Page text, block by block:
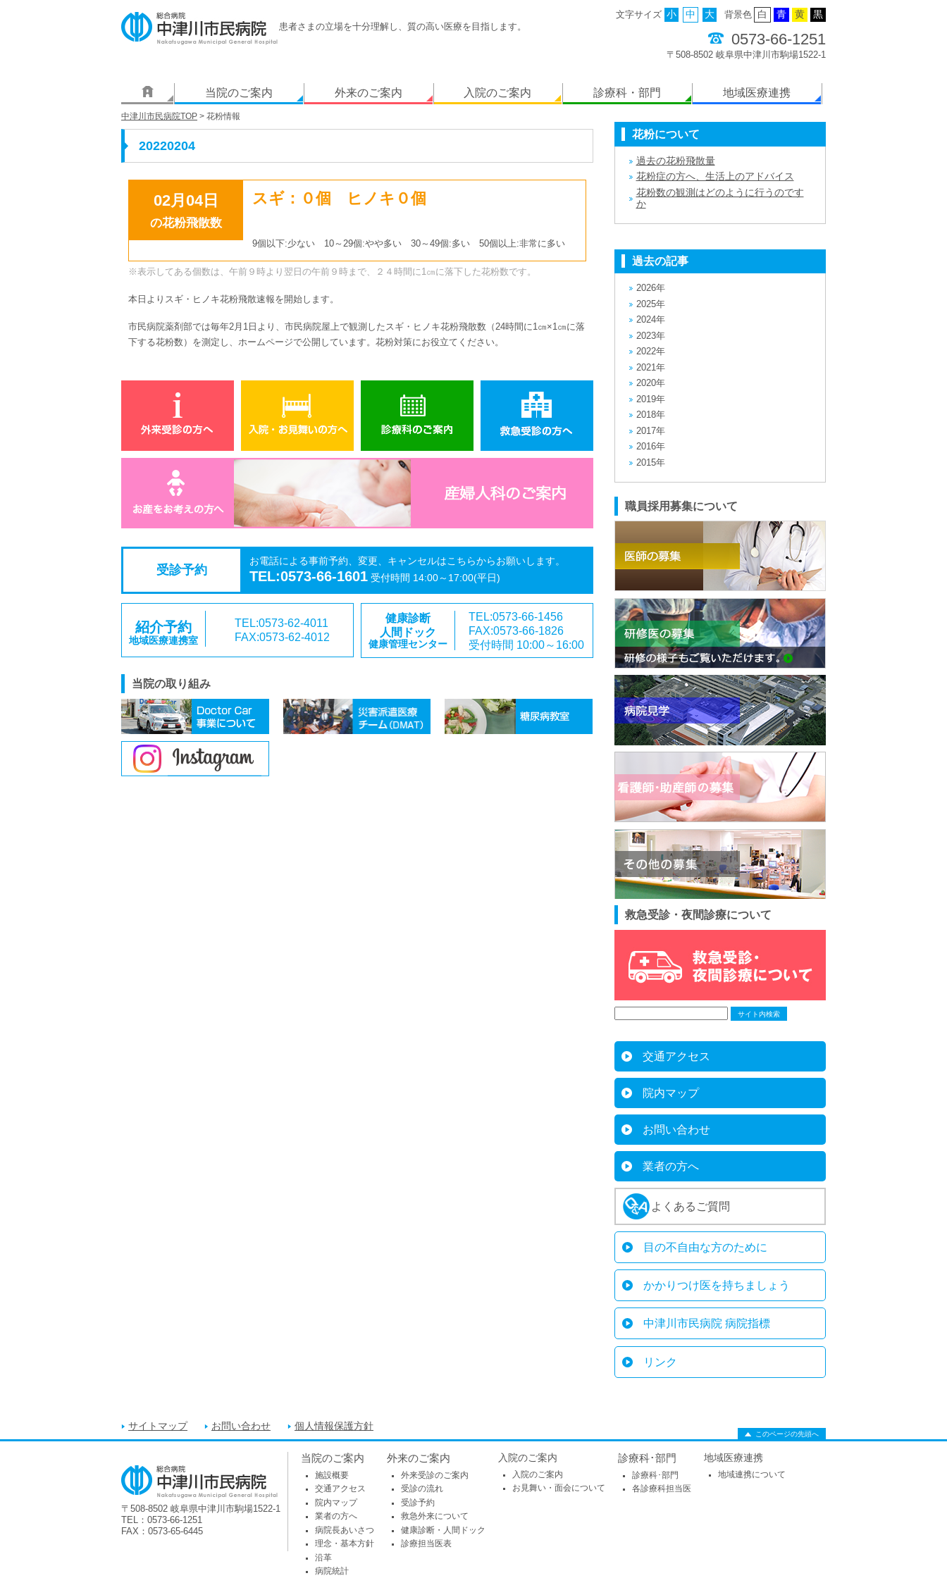
患者さまの立場を十分理解し、質の高い医療を目指します。
背景色 白 青 黄 黒
文字サイズ 小 中 大
0573-66-1251
〒508-8502 岐阜県中津川市駒場1522-1
当院のご案内 外来のご案内 入院のご案内 診療科・部門 地域医療連携
中津川市民病院TOP > 花粉情報
20220204
02月04日
の花粉飛散数
スギ：０個 ヒノキ０個
9個以下:少ない 10～29個:やや多い 30～49個:多い 50個以上:非常に多い
※表示してある個数は、午前９時より翌日の午前９時まで、２４時間に1㎝に落下した花粉数です。
本日よりスギ・ヒノキ花粉飛散速報を開始します。
市民病院薬剤部では毎年2 月 1 日より、市民病院屋上で観測したスギ・ヒノキ花粉飛散数（ 24時間に 1 ㎝×1 ㎝に落
下する花粉数）を測定し、ホームページで公開しています。花粉対策にお役立てください。
受診予約
お電話による事前予約、変更、キャンセルはこちらからお願いします。
TEL:0573-66-1601 受付時間 14:00～17:00(平日)
紹介予約
地域医療連携室
TEL:0573-62-4011
FAX:0573-62-4012
健康診断
人間ドック
健康管理センター
TEL:0573-66-1456
FAX:0573-66-1826
受付時間 10:00～16:00
当院の取り組み
花粉について
過去の花粉飛散量
花粉症の方へ、生活上のアドバイス
花粉数の観測はどのように行うのです
か
過去の記事
2026年
2025年
2024年
2023年
2022年
2021年
2020年
2019年
2018年
2017年
2016年
2015年
職員採用募集について
救急受診・夜間診療について
交通アクセス
院内マップ
お問い合わせ
業者の方へ
よくあるご質問
目の不自由な方のために
かかりつけ医を持ちましょう
中津川市民病院 病院指標
リンク
サイトマップ お問い合わせ 個人情報保護方針
このページの先頭へ
〒508-8502 岐阜県中津川市駒場1522-1
TEL：0573-66-1251
FAX：0573-65-6445
当院のご案内
施設概要
交通アクセス
院内マップ
業者の方へ
病院長あいさつ
理念・基本方針
沿革
病院統計
外来のご案内
外来受診のご案内
受診の流れ
受診予約
救急外来について
健康診断・人間ドック
診療担当医表
入院のご案内
入院のご案内
お見舞い・面会について
診療科･部門
診療科･部門
各診療科担当医
地域医療連携
地域連携について